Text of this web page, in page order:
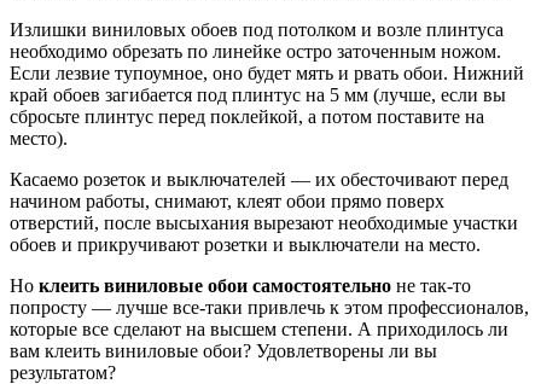
Излишки виниловых обоев под потолком и возле плинтуса
необходимо обрезать по линейке остро заточенным ножом.
Если лезвие тупоумное, оно будет мять и рвать обои. Нижний
край обоев загибается под плинтус на 5 мм (лучше, если вы
сбросьте плинтус перед поклейкой, а потом поставите на
место).
Касаемо розеток и выключателей — их обесточивают перед
начином работы, снимают, клеят обои прямо поверх
отверстий, после высыхания вырезают необходимые участки
обоев и прикручивают розетки и выключатели на место.
Но клеить виниловые обои самостоятельно не так-то
попросту — лучше все-таки привлечь к этом профессионалов,
которые все сделают на высшем степени. А приходилось ли
вам клеить виниловые обои? Удовлетворены ли вы
результатом?